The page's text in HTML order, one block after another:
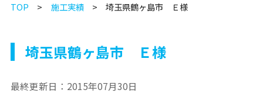
TOP 施工実績 埼玉県鶴ヶ島市 Ｅ様
埼玉県鶴ヶ島市 Ｅ様
最終更新日： 2015年07月30日